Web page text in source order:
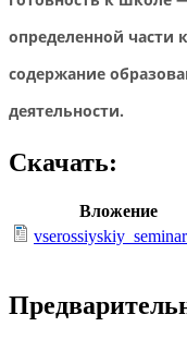
определенной части
содержание
деятельности.
Скачать:
Вложение